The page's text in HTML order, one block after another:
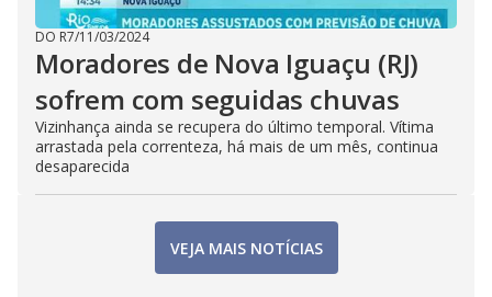
DO R7/11/03/2024
Moradores de Nova Iguaçu (RJ)
sofrem com seguidas chuvas
Vizinhança ainda se recupera do último temporal. Vítima
arrastada pela correnteza, há mais de um mês, continua
desaparecida
VEJA MAIS NOTÍCIAS